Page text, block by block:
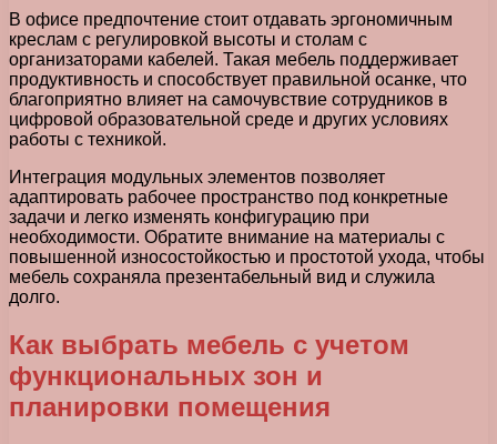
В офисе предпочтение стоит отдавать эргономичным
креслам с регулировкой высоты и столам с
организаторами кабелей. Такая мебель поддерживает
продуктивность и способствует правильной осанке, что
благоприятно влияет на самочувствие сотрудников в
цифровой образовательной среде и других условиях
работы с техникой.
Интеграция модульных элементов позволяет
адаптировать рабочее пространство под конкретные
задачи и легко изменять конфигурацию при
необходимости. Обратите внимание на материалы с
повышенной износостойкостью и простотой ухода, чтобы
мебель сохраняла презентабельный вид и служила
долго.
Как выбрать мебель с учетом
функциональных зон и
планировки помещения